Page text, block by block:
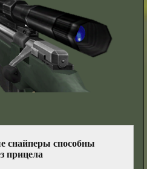
снайперы способны
прицела